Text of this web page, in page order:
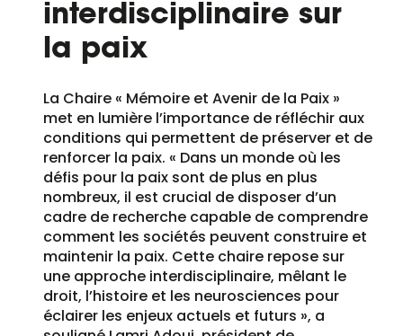
interdisciplinaire sur
la paix
La Chaire « Mémoire et Avenir de la Paix »
met en lumière l’importance de réfléchir aux
conditions qui permettent de préserver et de
renforcer la paix. « Dans un monde où les
défis pour la paix sont de plus en plus
nombreux, il est crucial de disposer d’un
cadre de recherche capable de comprendre
comment les sociétés peuvent construire et
maintenir la paix. Cette chaire repose sur
une approche interdisciplinaire, mêlant le
droit, l’histoire et les neurosciences pour
éclairer les enjeux actuels et futurs », a